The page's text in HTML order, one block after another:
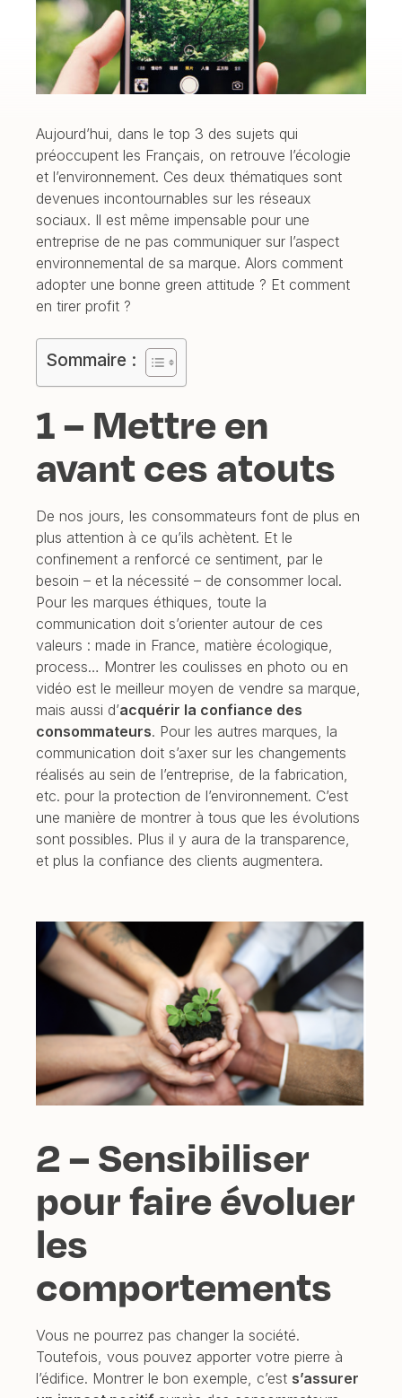
Aujourd’hui, dans le top 3 des sujets qui
préoccupent les Français, on retrouve l’écologie
et l’environnement. Ces deux thématiques sont
devenues incontournables sur les réseaux
sociaux. Il est même impensable pour une
entreprise de ne pas communiquer sur l’aspect
environnemental de sa marque. Alors comment
adopter une bonne green attitude ? Et comment
en tirer profit ?
Sommaire :
1 – Mettre en
avant ces atouts
De nos jours, les consommateurs font de plus en
plus attention à ce qu’ils achètent. Et le
confinement a renforcé ce sentiment, par le
besoin – et la nécessité – de consommer local.
Pour les marques éthiques, toute la
communication doit s’orienter autour de ces
valeurs : made in France, matière écologique,
process… Montrer les coulisses en photo ou en
vidéo est le meilleur moyen de vendre sa marque,
mais aussi d’acquérir la confiance des
consommateurs. Pour les autres marques, la
communication doit s’axer sur les changements
réalisés au sein de l’entreprise, de la fabrication,
etc. pour la protection de l’environnement. C’est
une manière de montrer à tous que les évolutions
sont possibles. Plus il y aura de la transparence,
et plus la confiance des clients augmentera.
2 – Sensibiliser
pour faire évoluer
les
comportements
Vous ne pourrez pas changer la société.
Toutefois, vous pouvez apporter votre pierre à
l’édifice. Montrer le bon exemple, c’est s’assurer